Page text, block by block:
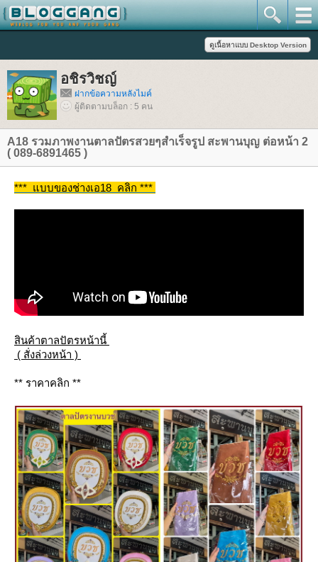
อชิรวิชญ์
ฝากข้อความหลังไมค์
ผู้ติดตามบล็อก : 5 คน
A18 รวมภาพงานตาลปัตรสวยๆสำเร็จรูป สะพานบุญ ต่อหน้า 2
( 089-6891465 )
*** แบบของช่างเอ18 คลิก ***
สินค้าตาลปัตรหน้านี้
( สั่งล่วงหน้า )
** ราคาคลิก **